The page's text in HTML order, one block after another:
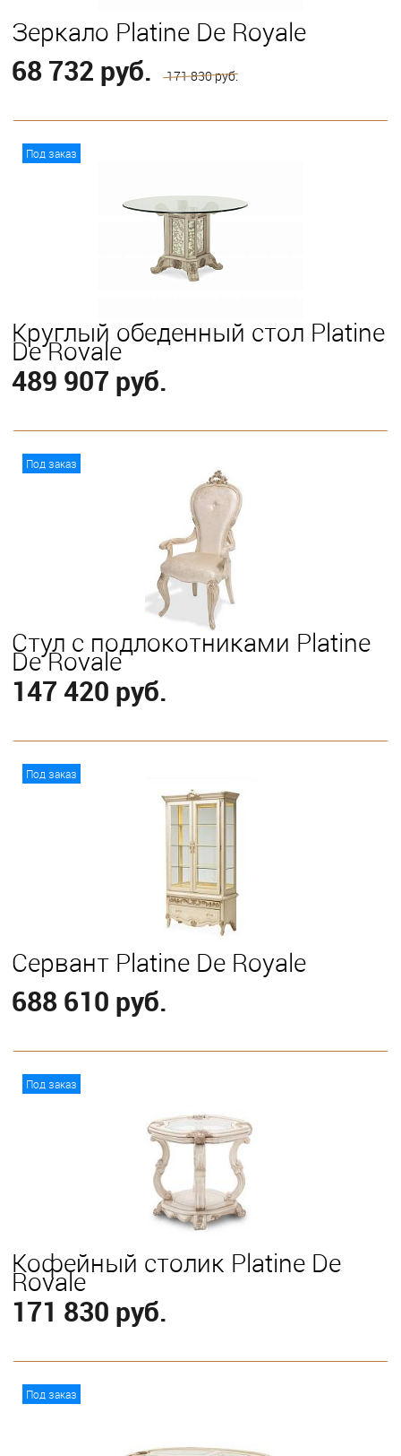
Зеркало Platine De Royale
68 732 руб. 171 830 руб.
Под заказ
Круглый обеденный стол Platine
De Royale
489 907 руб.
Под заказ
Стул с подлокотниками Platine
De Royale
147 420 руб.
Под заказ
Сервант Platine De Royale
688 610 руб.
Под заказ
Кофейный столик Platine De
Royale
171 830 руб.
Под заказ